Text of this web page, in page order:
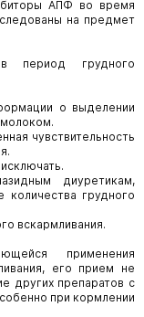
АПФ во время
на предмет
в период грудного
о выделении
чувствительность
диуретикам,
грудного
вскармливания.
применения
его прием не
других препаратов с
при кормлении